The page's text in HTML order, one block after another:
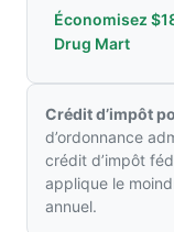
Économisez
Drug Mart
Crédit d’impôt
d’ordonnance
crédit d’impôt
applique le
annuel.